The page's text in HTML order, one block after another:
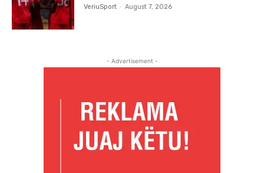
VeriuSport - August 7, 2026
- Advertisement -